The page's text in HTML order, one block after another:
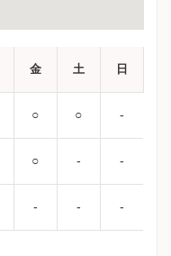
金 土 日
○ ○ ‐
○ ‐ ‐
‐ ‐ ‐